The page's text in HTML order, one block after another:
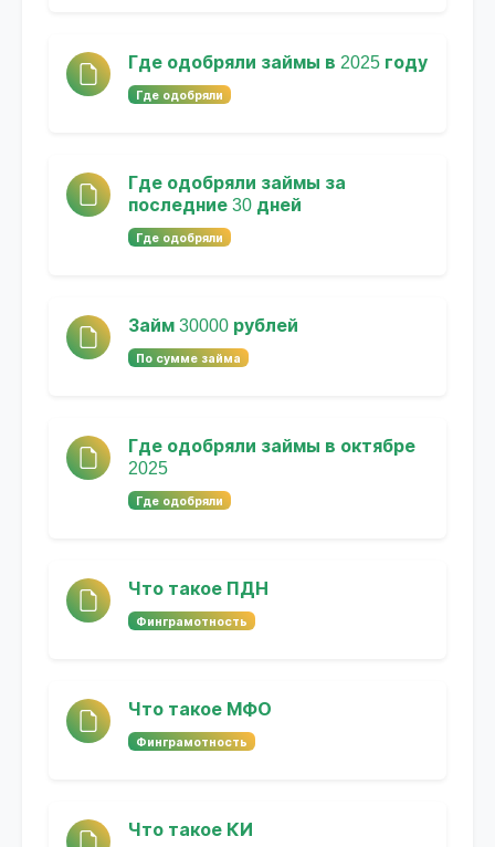
Где одобряли займы в 2025 году
Где одобряли
Где одобряли займы за
последние 30 дней
Где одобряли
Займ 30000 рублей
По сумме займа
Где одобряли займы в октябре
2025
Где одобряли
Что такое ПДН
Финграмотность
Что такое МФО
Финграмотность
Что такое КИ